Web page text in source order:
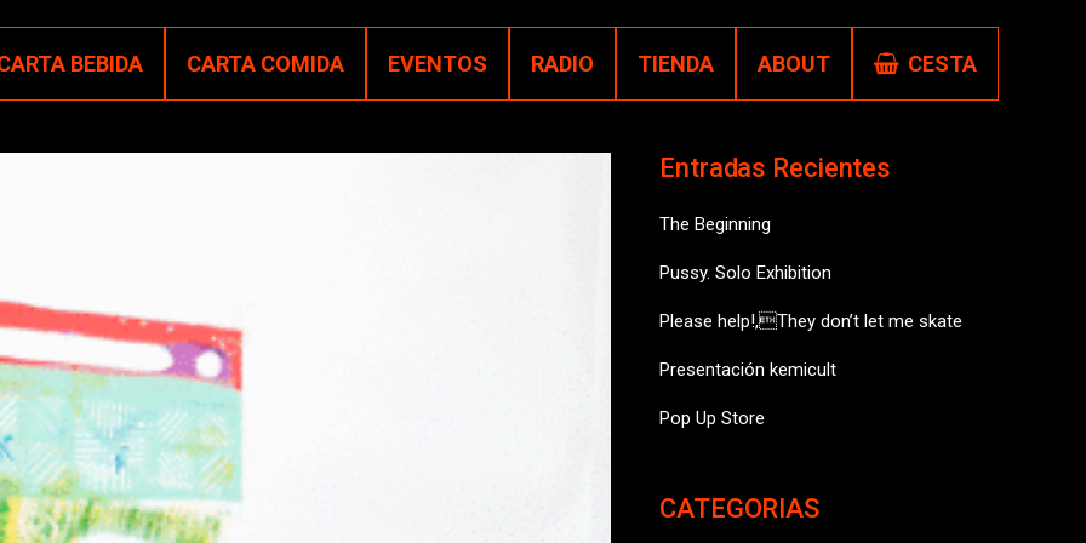
BEBIDA CARTA COMIDA EVENTOS RADIO TIENDA ABOUT CESTA
Entradas Recientes
The Beginning
Pussy. Solo Exhibition
Please help!,They don’t let me skate
Presentación kemicult
Pop Up Store
CATEGORIAS